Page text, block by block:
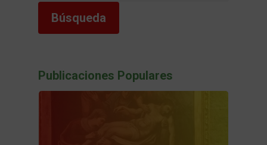
Publicaciones Populares